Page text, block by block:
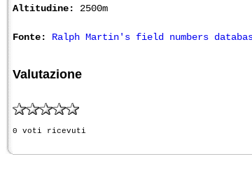
Altitudine:
2500m
Fonte: Ralph Martin's field numbers
Valutazione
0 voti ricevuti